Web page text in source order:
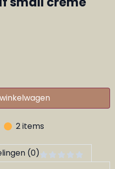
2items
(0)